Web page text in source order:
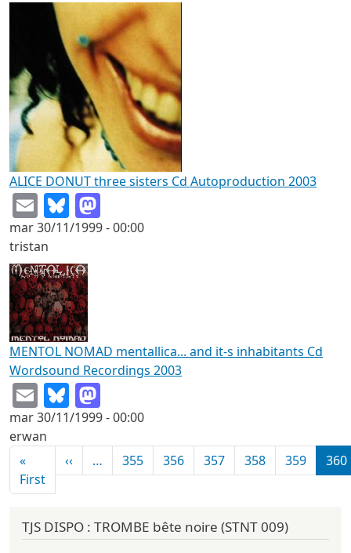
ALICE DONUT three sisters Cd Autoproduction 2003
EmailBluesky
mar 30/11/1999 - 00:00
tristan
MENTOL NOMAD mentallica... and it-s inhabitants Cd
Wordsound Recordings 2003
EmailBluesky
mar 30/11/1999 - 00:00
erwan
Pagination
«
FirstPremière page
‹‹Page précédente
… 355 356 357 358 359 360
TJS DISPO : TROMBE bête noire (STNT 009)